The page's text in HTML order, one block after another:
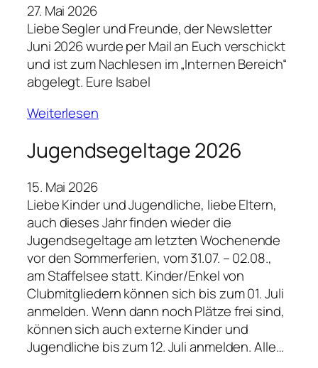
27. Mai 2026
Liebe Segler und Freunde, der Newsletter
Juni 2026 wurde per Mail an Euch verschickt
und ist zum Nachlesen im „Internen Bereich“
abgelegt. Eure Isabel
Weiterlesen
Jugendsegeltage 2026
15. Mai 2026
Liebe Kinder und Jugendliche, liebe Eltern,
auch dieses Jahr finden wieder die
Jugendsegeltage am letzten Wochenende
vor den Sommerferien, vom 31.07. – 02.08.,
am Staffelsee statt. Kinder/Enkel von
Clubmitgliedern können sich bis zum 01. Juli
anmelden. Wenn dann noch Plätze frei sind,
können sich auch externe Kinder und
Jugendliche bis zum 12. Juli anmelden. Alle…